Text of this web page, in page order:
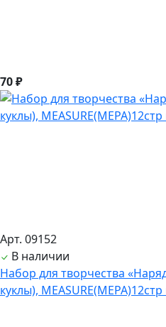
70 ₽
Арт. 09152
В наличии
Набор для творчества
куклы),